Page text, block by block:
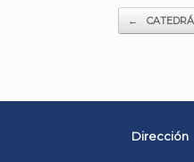
Post
←
Dirección